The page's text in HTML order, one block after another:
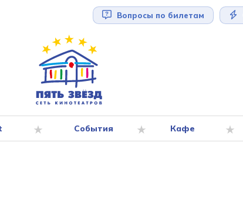
Вопросы по билетам
События Кафе